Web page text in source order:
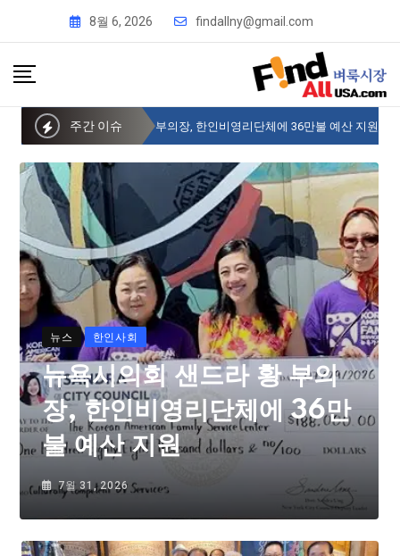
8월 6, 2026 findallny@gmail.com
주간 이슈
뉴욕시의회 샌드라 황 부의장, 한인비영리단체에 36만불 예산 지원
뉴스 한인사회
뉴욕시의회 샌드라 황 부의
장, 한인비영리단체에 36만
불 예산 지원
7월 31, 2026